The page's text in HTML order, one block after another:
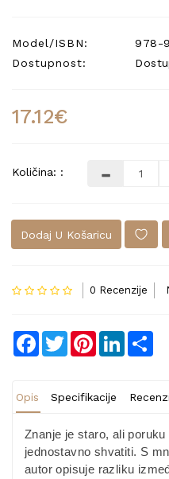
Model/ISBN:
978-
Dostupnost:
17.12€
Količina: :
Dodaj U Košaricu
0 Recenzije
Facebook
TwitterPinterestLinkedIn
Opis Specifikacije
Znanje je staro, ali
jednostavno shvatiti. S
autor opisuje razliku